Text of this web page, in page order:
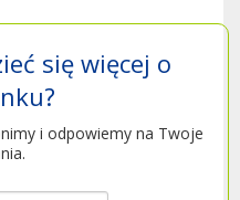
się więcej o
i odpowiemy na Twoje